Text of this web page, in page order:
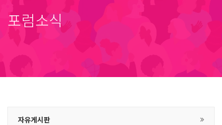
포럼소식
자유게시판